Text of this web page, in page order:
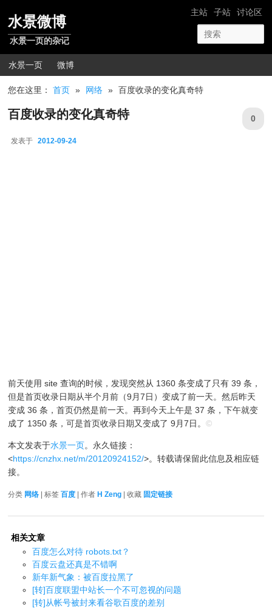
网站导航
主站 子站 讨论区
水景微博
水景一页的杂记
主菜单
水景一页 微博
您在这里：首页 » 网络 » 百度收录的变化真奇特
百度收录的变化真奇特
发表于 2012-09-24
0
前天使用 site 查询的时候，发现突然从 1360 条变成了只有 39 条，
但是首页收录日期从半个月前（9月7日）变成了前一天。然后昨天
变成 36 条，首页仍然是前一天。再到今天上午是 37 条，下午就变
成了 1350 条，可是首页收录日期又变成了 9月7日。©
本文发表于水景一页。永久链接：
<https://cnzhx.net/m/20120924152/>。转载请保留此信息及相应链
接。
分类 网络 | 标签百度 | 作者 H Zeng | 收藏 固定链接
相关文章
百度怎么对待 robots.txt？
百度云盘还真是不错啊
新年新气象：被百度拉黑了
[转]百度联盟中站长一个不可忽视的问题
[转]从帐号被封来看谷歌百度的差别